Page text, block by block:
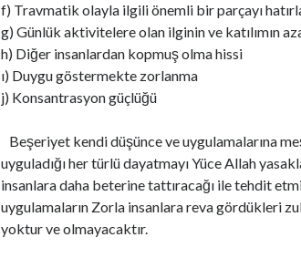
f) Travmatik olayla ilgili önemli bir parçayı
g) Günlük aktivitelere olan ilginin ve katılımın
h) Diğer insanlardan kopmuş olma hissi
ı) Duygu göstermekte zorlanma
j) Konsantrasyon güçlüğü
Beşeriyet kendi düşünce ve uygulamalarına
uyguladığı her türlü dayatmayı Yüce Allah
insanlara daha beterine tattıracağı ile tehdit
uygulamaların Zorla insanlara reva gördükleri
yoktur ve olmayacaktır.